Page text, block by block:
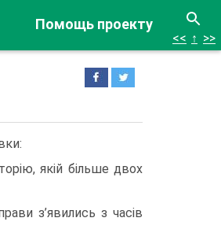
Помощь проекту
<< ↑ >>
якій більше двох
з’явились з часів